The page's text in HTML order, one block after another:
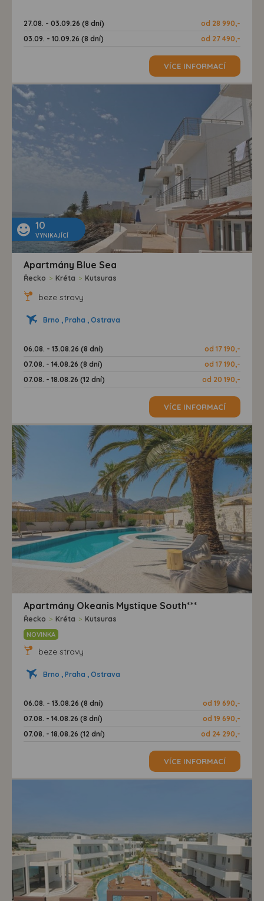
27.08. - 03.09.26 (8 dní)
od 28 990,-
03.09. - 10.09.26 (8 dní)
od 27 490,-
VÍCE INFORMACÍ
10
VYNIKAJÍCÍ
Apartmány Blue Sea
Řecko > Kréta > Kutsuras
beze stravy
Brno , Praha , Ostrava
06.08. - 13.08.26 (8 dní)
od 17 190,-
07.08. - 14.08.26 (8 dní)
od 17 190,-
07.08. - 18.08.26 (12 dní)
od 20 190,-
VÍCE INFORMACÍ
Apartmány Okeanis Mystique South***
Řecko > Kréta > Kutsuras
NOVINKA
beze stravy
Brno , Praha , Ostrava
06.08. - 13.08.26 (8 dní)
od 19 690,-
07.08. - 14.08.26 (8 dní)
od 19 690,-
07.08. - 18.08.26 (12 dní)
od 24 290,-
VÍCE INFORMACÍ